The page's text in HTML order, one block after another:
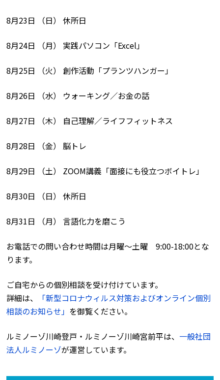
8月23日 （日） 休所日
8月24日 （月） 実践パソコン「Excel」
8月25日 （火） 創作活動「プランツハンガー」
8月26日 （水） ウォーキング／お金の話
8月27日 （木） 自己理解／ライフフィットネス
8月28日 （金） 脳トレ
8月29日 （土） ZOOM講義「面接にも役立つボイトレ」
8月30日 （日） 休所日
8月31日 （月） 言語化力を磨こう
お電話での問い合わせ時間は月曜〜土曜 9:00-18:00とな
ります。
ご自宅からの個別相談を受け付けています。
詳細は、
「新型コロナウィルス対策およびオンライン個別
相談のお知らせ」 を御覧ください。
ルミノーゾ川崎登戸・ルミノーゾ川崎宮前平は、 一般社団
法人ルミノーゾが運営しています。